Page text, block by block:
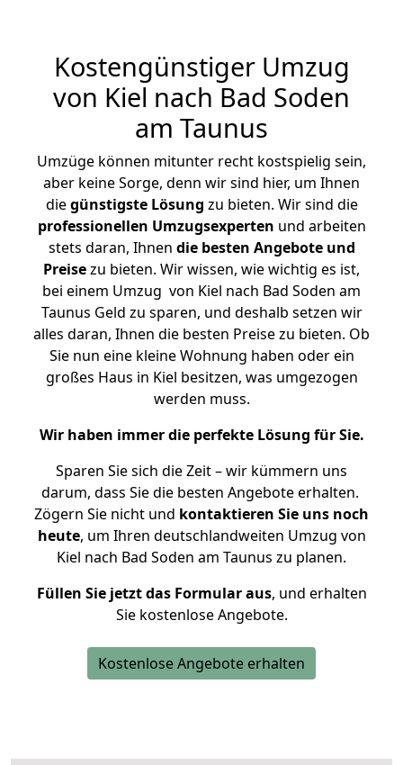
Kostengünstiger Umzug
von Kiel nach Bad Soden
am Taunus
Umzüge können mitunter recht kostspielig sein,
aber keine Sorge, denn wir sind hier, um Ihnen
diegünstigste Lösung zu bieten. Wir sind die
professionellen Umzugsexperten und arbeiten
stets daran, Ihnen die besten Angebote und
Preisezu bieten. Wir wissen, wie wichtig es ist,
bei einem Umzug von Kiel nach Bad Soden am
Taunus Geld zu sparen, und deshalb setzen wir
alles daran, Ihnen die besten Preise zu bieten. Ob
Sie nun eine kleine Wohnung haben oder ein
großes Haus in Kiel besitzen, was umgezogen
werden muss.
Wir haben immer die perfekte Lösung für Sie.
Sparen Sie sich die Zeit – wir kümmern uns
darum, dass Sie die besten Angebote erhalten.
Zögern Sie nicht und kontaktieren Sie uns noch
heute, um Ihren deutschlandweiten Umzug von
Kiel nach Bad Soden am Taunus zu planen.
Füllen Sie jetzt das Formular aus, und erhalten
Sie kostenlose Angebote.
Kostenlose Angebote erhalten